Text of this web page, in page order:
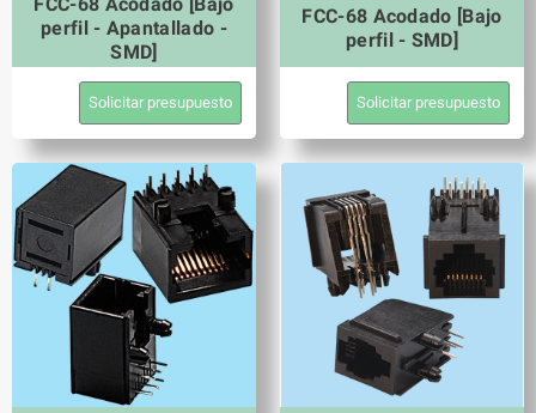
perfil - Apantallado -
SMD]
Solicitar presupuesto
FCC-68 Acodado [Bajo
perfil - SMD]
Solicitar presupuesto